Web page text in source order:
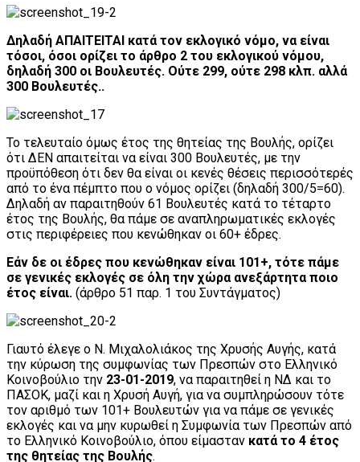
Δηλαδή ΑΠΑΙΤΕΙΤΑΙ κατά τον εκλογικό νόμο, να είναι
τόσοι, όσοι ορίζει το άρθρο 2 του εκλογικού νόμου,
δηλαδή 300 οι Βουλευτές. Ούτε 299, ούτε 298 κλπ. αλλά
300 Βουλευτές..
Το τελευταίο όμως έτος της θητείας της Βουλής, ορίζει
ότι ΔΕΝ απαιτείται να είναι 300 Βουλευτές, με την
προϋπόθεση ότι δεν θα είναι οι κενές θέσεις περισσότερές
από το ένα πέμπτο που ο νόμος ορίζει (δηλαδή 300/5=60).
Δηλαδή αν παραιτηθούν 61 Βουλευτές κατά το τέταρτο
έτος της Βουλής, θα πάμε σε αναπληρωματικές εκλογές
στις περιφέρειες που κενώθηκαν οι 60+ έδρες.
Εάν δε οι έδρες που κενώθηκαν είναι 101+, τότε πάμε
σε γενικές εκλογές σε όλη την χώρα ανεξάρτητα ποιο
έτος είναι. (άρθρο 51 παρ. 1 του Συντάγματος)
Γιαυτό έλεγε ο Ν. Μιχαλολιάκος της Χρυσής Αυγής, κατά
την κύρωση της συμφωνίας των Πρεσπών στο Ελληνικό
Κοινοβούλιο την 23-01-2019, να παραιτηθεί η ΝΔ και το
ΠΑΣΟΚ, μαζί και η Χρυσή Αυγή, για να συμπληρώσουν τότε
τον αριθμό των 101+ Βουλευτών για να πάμε σε γενικές
εκλογές και να μην κυρωθεί η Συμφωνία των Πρεσπών από
το Ελληνικό Κοινοβούλιο, όπου είμασταν κατά το 4 έτος
της θητείας της Βουλής.